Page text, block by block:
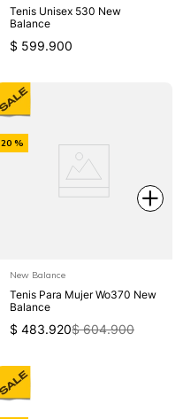
Tenis Unisex 530 New
Balance
$ 599.900
-
20 %
New Balance
Tenis Para Mujer Wo370 New
Balance
$ 483.920$ 604.900
-